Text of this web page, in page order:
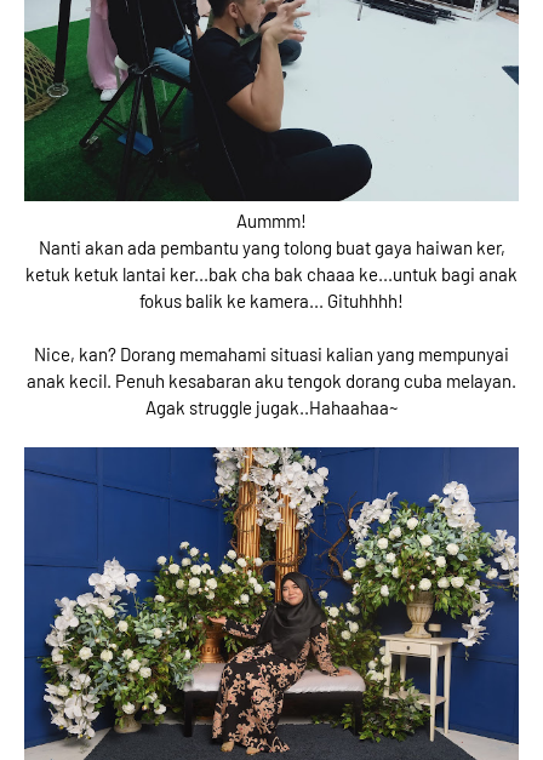
Aummm!
Nanti akan ada pembantu yang tolong buat gaya haiwan ker,
ketuk ketuk lantai ker...bak cha bak chaaa ke...untuk bagi anak
fokus balik ke kamera... Gituhhhh!
Nice, kan? Dorang memahami situasi kalian yang mempunyai
anak kecil. Penuh kesabaran aku tengok dorang cuba melayan.
Agak struggle jugak..Hahaahaa~